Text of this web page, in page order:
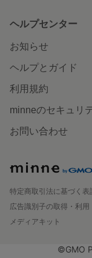
ヘルプセンター
お知らせ
ヘルプとガイド
利用規約
minneのセキュリ
お問い合わせ
特定商取引法に基づく表
広告識別子の取得・利用
メディアキット
©GMO